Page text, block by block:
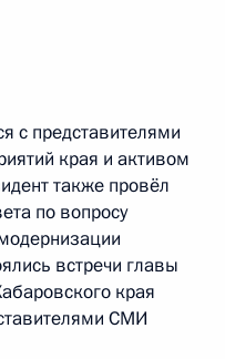
с представителями
края и активом
также провёл
по вопросу
встречи главы
края
СМИ